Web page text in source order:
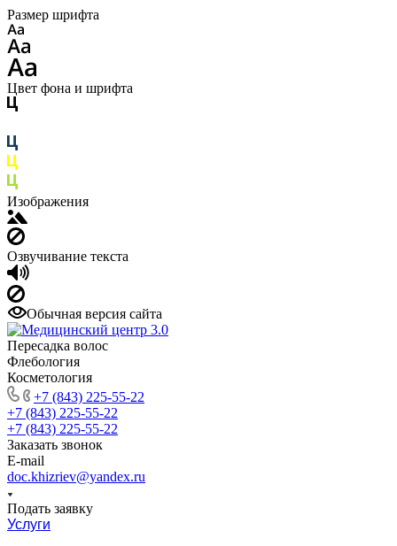
Размер шрифта
Цвет фона и шрифта
Изображения
Озвучивание текста
Обычная версия сайта
Пересадка волос
Флебология
Косметология
+7 (843) 225-55-22
+7 (843) 225-55-22
+7 (843) 225-55-22
Заказать звонок
E-mail
doc.khizriev@yandex.ru
Подать заявку
Услуги